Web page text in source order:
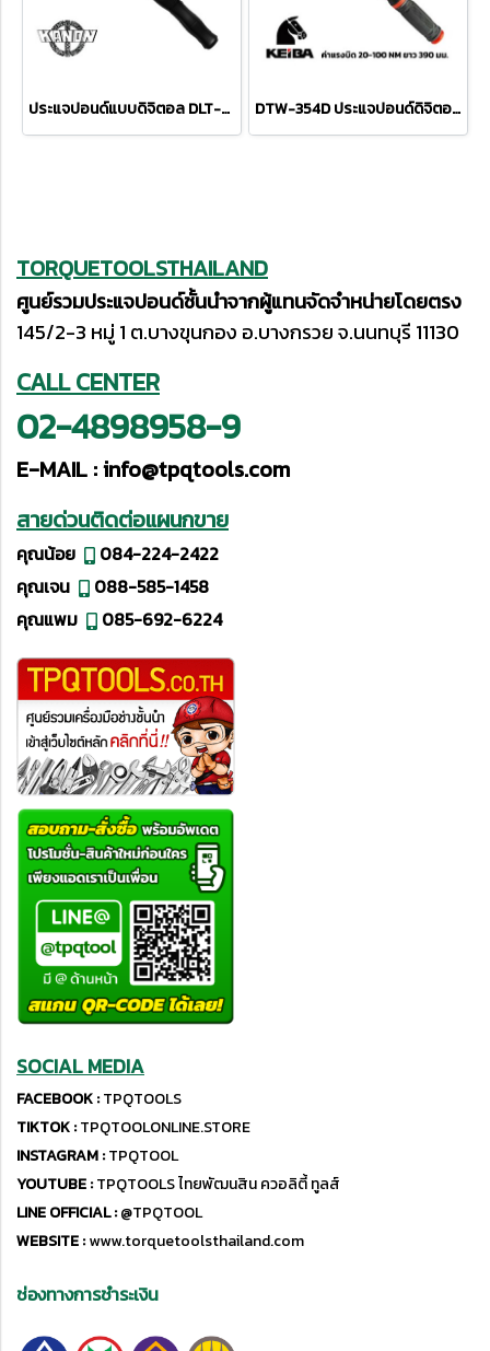
ประแจปอนด์แบบดิจิตอล DLT-N100-UC DTW-354D ประแจปอนด์ดิจิตอล SQ.DR.3/8" KEIBA (20-100 NM) ยาว 390 มม.
TORQUETOOLSTHAILAND
ศูนย์รวมประแจปอนด์ชั้นนำจากผู้แทนจัดจำหน่ายโดยตรง
145/2-3 หมู่ 1 ต.บางขุนกอง อ.บางกรวย จ.นนทบุรี 11130
CALL CENTER
02-4898958-9
E-MAIL :info@tpqtools.com
สายด่วนติดต่อแผนกขาย
คุณน้อย
084-224-2422
คุณเจน
088-585-1458
คุณแพม
085-692-6224
SOCIAL MEDIA
FACEBOOK :TPQTOOLS
TIKTOK :TPQTOOLONLINE.STORE
INSTAGRAM :TPQTOOL
YOUTUBE :TPQTOOLS ไทยพัฒนสิน ควอลิตี้ ทูลส์
LINE OFFICIAL :@TPQTOOL
WEBSITE :www.torquetoolsthailand.com
ช่องทางการชำระเงิน